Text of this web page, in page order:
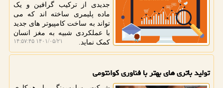
جدیدی از ترکیب گرافین و یک
ماده پلیمری ساخته اند که می
تواند به ساخت کامپیوتر های جدید
با عملکردی شبیه به مغز انسان
کمک نماید.
۱۴۰۱/۰۵/۲۱ ۱۴:۵۷:۴۵
تولید باتری های بهتر با فناوری كوانتومی